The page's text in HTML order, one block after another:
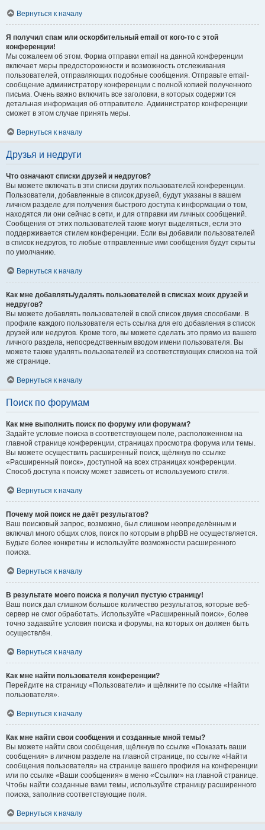
Вернуться к началу
Я получил спам или оскорбительный email от кого-то с этой
конференции!
Мы сожалеем об этом. Форма отправки email на данной конференции
включает меры предосторожности и возможность отслеживания
пользователей, отправляющих подобные сообщения. Отправьте email-
сообщение администратору конференции с полной копией полученного
письма. Очень важно включить все заголовки, в которых содержится
детальная информация об отправителе. Администратор конференции
сможет в этом случае принять меры.
Вернуться к началу
Друзья и недруги
Что означают списки друзей и недругов?
Вы можете включать в эти списки других пользователей конференции.
Пользователи, добавленные в список друзей, будут указаны в вашем
личном разделе для получения быстрого доступа к информации о том,
находятся ли они сейчас в сети, и для отправки им личных сообщений.
Сообщения от этих пользователей также могут выделяться, если это
поддерживается стилем конференции. Если вы добавили пользователей
в список недругов, то любые отправленные ими сообщения будут скрыты
по умолчанию.
Вернуться к началу
Как мне добавлять/удалять пользователей в списках моих друзей и
недругов?
Вы можете добавлять пользователей в свой список двумя способами. В
профиле каждого пользователя есть ссылка для его добавления в список
друзей или недругов. Кроме того, вы можете сделать это прямо из вашего
личного раздела, непосредственным вводом имени пользователя. Вы
можете также удалять пользователей из соответствующих списков на той
же странице.
Вернуться к началу
Поиск по форумам
Как мне выполнить поиск по форуму или форумам?
Задайте условие поиска в соответствующем поле, расположенном на
главной странице конференции, страницах просмотра форума или темы.
Вы можете осуществить расширенный поиск, щёлкнув по ссылке
«Расширенный поиск», доступной на всех страницах конференции.
Способ доступа к поиску может зависеть от используемого стиля.
Вернуться к началу
Почему мой поиск не даёт результатов?
Ваш поисковый запрос, возможно, был слишком неопределённым и
включал много общих слов, поиск по которым в phpBB не осуществляется.
Будьте более конкретны и используйте возможности расширенного
поиска.
Вернуться к началу
В результате моего поиска я получил пустую страницу!
Ваш поиск дал слишком большое количество результатов, которые веб-
сервер не смог обработать. Используйте «Расширенный поиск», более
точно задавайте условия поиска и форумы, на которых он должен быть
осуществлён.
Вернуться к началу
Как мне найти пользователя конференции?
Перейдите на страницу «Пользователи» и щёлкните по ссылке «Найти
пользователя».
Вернуться к началу
Как мне найти свои сообщения и созданные мной темы?
Вы можете найти свои сообщения, щёлкнув по ссылке «Показать ваши
сообщения» в личном разделе на главной странице, по ссылке «Найти
сообщения пользователя» на странице вашего профиля на конференции
или по ссылке «Ваши сообщения» в меню «Ссылки» на главной странице.
Чтобы найти созданные вами темы, используйте страницу расширенного
поиска, заполнив соответствующие поля.
Вернуться к началу